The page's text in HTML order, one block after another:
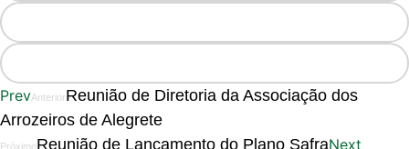
PrevAnteriorReunião de Diretoria da Associação dos
Arrozeiros de Alegrete
PróximoReunião de Lançamento do Plano SafraNext